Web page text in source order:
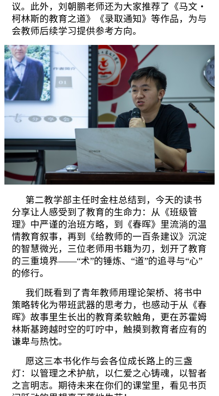
议。此外，刘朝鹏老师还为大家推荐了《马文・
柯林斯的教育之道》《录取通知》等作品，为与
会教师后续学习提供参考方向。
第二教学部主任时金柱总结到， 今天的读书
分享让人感受到了教育的生命力：从《班级管
理》中严谨的治班方略，到《春晖》里流淌的温
情教育叙事，再到《给教师的一百条建议》沉淀
的智慧微光，三位老师用书籍为刃，划开了教育
的三重境界——“术”的锤炼、“道”的追寻与“心”
的修行。
我们既看到了青年教师用理论架桥、将书中
策略转化为带班武器的思考力，也感动于从《春
晖》故事里生长出的教育柔软触角，更在苏霍姆
林斯基跨越时空的叮咛中，触摸到教育者应有的
谦卑与热忱。
愿这三本书化作与会各位成长路上的三盏
灯：以管理之术护航，以仁爱之心铸魂，以智者
之言明志。期待未来在你们的课堂里，看见书页